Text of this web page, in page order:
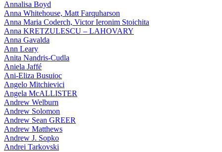
Annalisa Boyd
Anna Whitehouse, Matt Farquharson
Anna Maria Coderch, Victor Ieronim Stoichita
Anna KRETZULESCU – LAHOVARY
Anna Gavalda
Ann Leary
Anita Nandris-Cudla
Aniela Jaffé
Ani-Eliza Busuioc
Angelo Mitchievici
Angela McALLISTER
Andrew Welburn
Andrew Solomon
Andrew Sean GREER
Andrew Matthews
Andrew J. Sopko
Andrei Tarkovski